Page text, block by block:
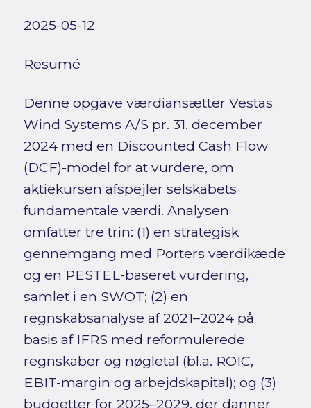
2025-05-12
Resumé
Denne opgave værdiansætter Vestas
Wind Systems A/S pr. 31. december
2024 med en Discounted Cash Flow
(DCF)-model for at vurdere, om
aktiekursen afspejler selskabets
fundamentale værdi. Analysen
omfatter tre trin: (1) en strategisk
gennemgang med Porters værdikæde
og en PESTEL-baseret vurdering,
samlet i en SWOT; (2) en
regnskabsanalyse af 2021–2024 på
basis af IFRS med reformulerede
regnskaber og nøgletal (bl.a. ROIC,
EBIT-margin og arbejdskapital); og (3)
budgetter for 2025–2029, der danner